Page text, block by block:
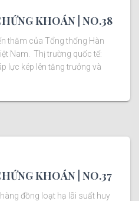
KHOÁN | NO.38
thăm của Tổng thống Hàn
Nam. Thị trường quốc tế:
lực kép lên tăng trưởng và
KHOÁN | NO.37
đồng loạt hạ lãi suất huy